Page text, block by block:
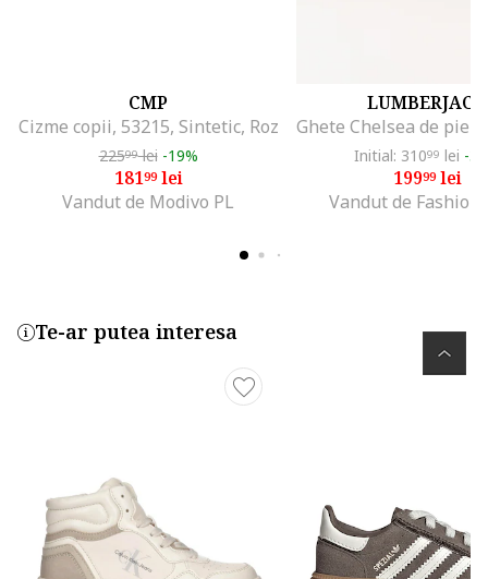
CMP
Cizme copii, 53215, Sintetic, Roz
22599lei -19%
18199lei
Vandut de Modivo PL
LUMBERJACK
Initial: 31099 lei -
19999lei
Vandut de Fashion
Te-ar putea interesa